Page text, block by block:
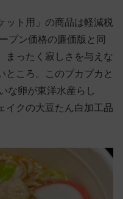
ット用」の商品は軽減税
プン価格の廉価版と同
まったく寂しさを与えな
ところ。このプカプカと
な卵が東洋水産らし
イクの大豆たん白加工品